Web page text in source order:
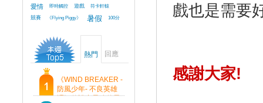
愛情 即時觸控 遊戲
符卡軒轅
競賽
《Flying Piggy》 暑假 100分
熱門 回應
《WIND BREAKER -
防風少年- 不良英雄
譚》傳說中最強的男
戲也是需要
感謝大家!